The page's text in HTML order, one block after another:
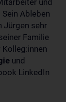
und
Ableben
Jürgen sehr
Familie
und
LinkedIn